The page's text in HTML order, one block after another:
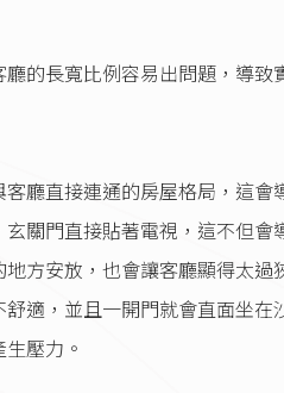
的長寬比例容易出問題，導致
廳直接連通的房屋格局，這會
關門直接貼著電視，這不但會
方安放，也會讓客廳顯得太過
適，並且一開門就會直面坐在
壓力。